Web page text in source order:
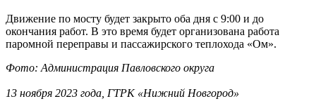
Движение по мосту будет закрыто оба дня с 9:00 и до
окончания работ. В это время будет организована работа
паромной переправы и пассажирского теплохода «Ом».
Фото: Администрация Павловского округа
13 ноября 2023 года, ГТРК «Нижний Новгород»